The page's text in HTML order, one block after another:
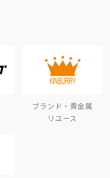
ブランド・貴金属
リユース